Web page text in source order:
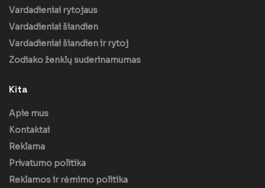
Vardadieniai rytojaus
Vardadieniai šiandien
Vardadieniai šiandien ir rytoj
Zodiako ženklų suderinamumas
Kita
Apie mus
Kontaktai
Reklama
Privatumo politika
Reklamos ir rėmimo politika